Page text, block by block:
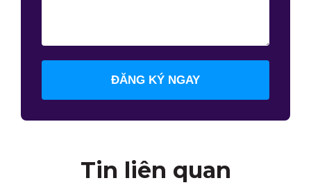
ĐĂNG KÝ NGAY
Tin liên quan